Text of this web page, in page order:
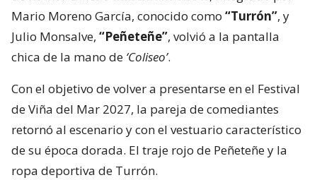
Mario Moreno García, conocido como “Turrón”, y
Julio Monsalve, “Peñeteñe”, volvió a la pantalla
chica de la mano de ‘Coliseo’.
Con el objetivo de volver a presentarse en el Festival
de Viña del Mar 2027, la pareja de comediantes
retornó al escenario y con el vestuario característico
de su época dorada. El traje rojo de Peñeteñe y la
ropa deportiva de Turrón.